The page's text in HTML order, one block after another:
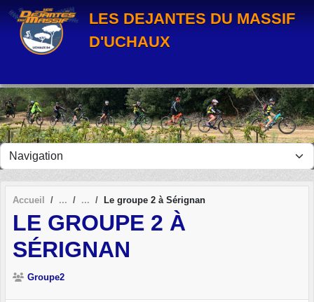
LES DEJANTES DU MASSIF
D'UCHAUX
Accueil Le groupe 2 à Sérignan
LE GROUPE 2 À
SÉRIGNAN
Groupe2
Panneau de gestion des cookies